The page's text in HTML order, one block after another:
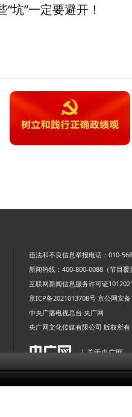
坑”一定要避开！
违法和不良信息举报电话：010-
新闻热线：400-800-0088（节目覆
互联网新闻信息服务许可证
京ICP备2021013708号 京公网安备
中央广播电视总台 央广网
央广网文化传媒有限公司 版权所有
| 关于央广网